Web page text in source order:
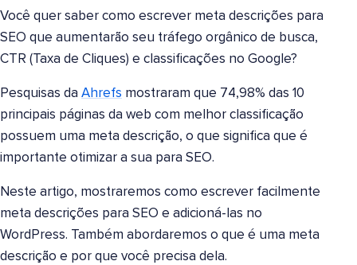
Você quer saber como escrever meta descrições para
SEO que aumentarão seu tráfego orgânico de busca,
CTR (Taxa de Cliques) e classificações no Google?
Pesquisas da Ahrefs mostraram que 74,98% das 10
principais páginas da web com melhor classificação
possuem uma meta descrição, o que significa que é
importante otimizar a sua para SEO.
Neste artigo, mostraremos como escrever facilmente
meta descrições para SEO e adicioná-las no
WordPress. Também abordaremos o que é uma meta
descrição e por que você precisa dela.